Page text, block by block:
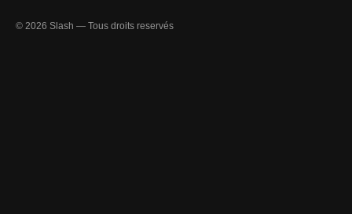
© 2026 Slash — Tous droits reservés